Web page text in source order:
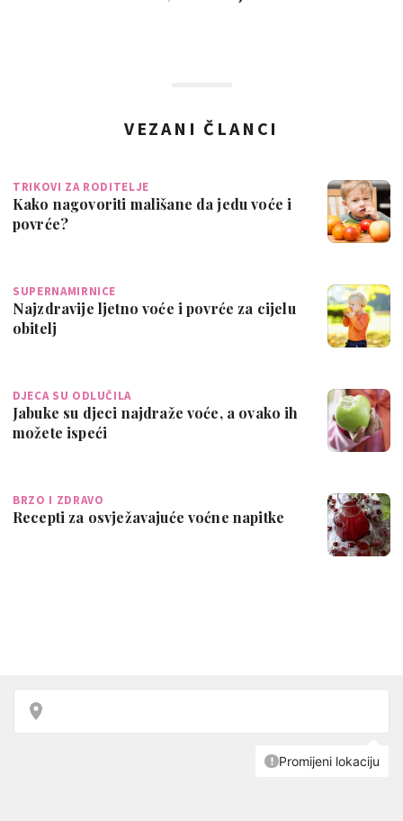
VEZANI ČLANCI
TRIKOVI ZA RODITELJE
Kako nagovoriti mališane da jedu voće i
povrće?
SUPERNAMIRNICE
Najzdravije ljetno voće i povrće za cijelu
obitelj
DJECA SU ODLUČILA
Jabuke su djeci najdraže voće, a ovako ih
možete ispeći
BRZO I ZDRAVO
Recepti za osvježavajuće voćne napitke